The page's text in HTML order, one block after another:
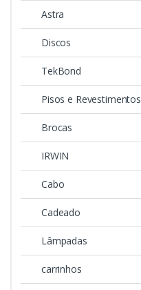
Astra
Discos
TekBond
Pisos e Revestimentos
Brocas
IRWIN
Cabo
Cadeado
Lâmpadas
carrinhos